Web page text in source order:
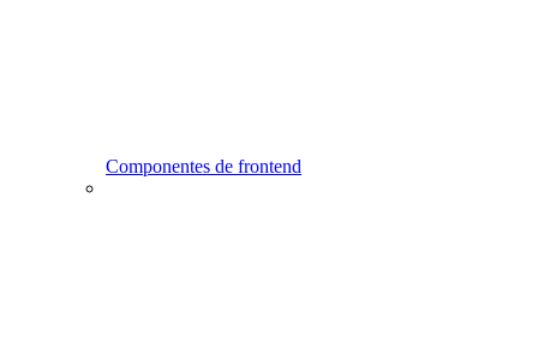
Componentes de frontend